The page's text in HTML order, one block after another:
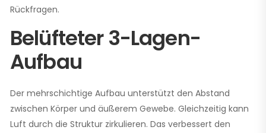
Rückfragen.
Belüfteter 3-Lagen-
Aufbau
Der mehrschichtige Aufbau unterstützt den Abstand
zwischen Körper und äußerem Gewebe. Gleichzeitig kann
Luft durch die Struktur zirkulieren. Das verbessert den